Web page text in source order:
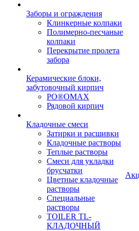
Заборы и ограждения
Клинкерные колпаки
Полимерно-песчаные
колпаки
Перекрытие пролета
забора
Керамические блоки,
забутовочный кирпич
PO®OMAX
Рядовой кирпич
Кладочные смеси
Затирки и расшивки
Кладочные растворы
Теплые растворы
Смеси для укладки
брусчатки
Цветные кладочные
растворы
Специальные
растворы
TOILER TL-
КЛАДОЧНЫЙ